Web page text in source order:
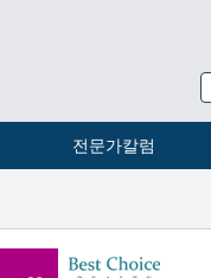
전문가칼럼